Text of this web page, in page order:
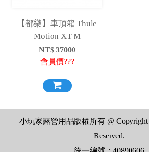
【都樂】車頂箱 Thule
Motion XT M
NT$ 37000
會員價???
小玩家露營用品版權所有 @ Copyright
Reserved.
統一編號：40890606